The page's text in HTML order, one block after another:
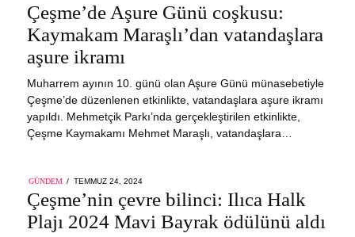
ON
Çeşme’de Aşure Günü coşkusu:
Kaymakam Maraşlı’dan vatandaşlara
aşure ikramı
Muharrem ayının 10. günü olan Aşure Günü münasebetiyle
Çeşme’de düzenlenen etkinlikte, vatandaşlara aşure ikramı
yapıldı. Mehmetçik Parkı’nda gerçekleştirilen etkinlikte,
Çeşme Kaymakamı Mehmet Maraşlı, vatandaşlara…
GÜNDEM
POSTED
TEMMUZ 24, 2024
Çeşme’nin çevre bilinci: Ilıca Halk
Plajı 2024 Mavi Bayrak ödülünü aldı